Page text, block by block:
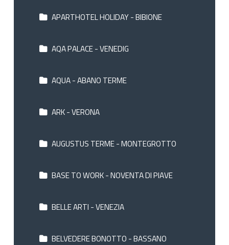
APARTHOTEL HOLIDAY - BIBIONE
AQA PALACE - VENEDIG
AQUA - ABANO TERME
ARK - VERONA
AUGUSTUS TERME - MONTEGROTTO
BASE TO WORK - NOVENTA DI PIAVE
BELLE ARTI - VENEZIA
BELVEDERE BONOTTO - BASSANO